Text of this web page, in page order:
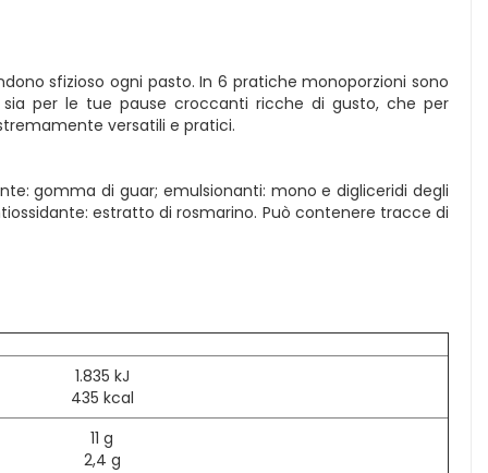
sfizioso ogni pasto. In 6 pratiche monoporzioni sono
per le tue pause croccanti ricche di gusto, che per
versatili e pratici.
gomma di guar; emulsionanti: mono e digliceridi degli
estratto di rosmarino. Può contenere tracce di
1.835 kJ
435 kcal
11 g
2,4 g